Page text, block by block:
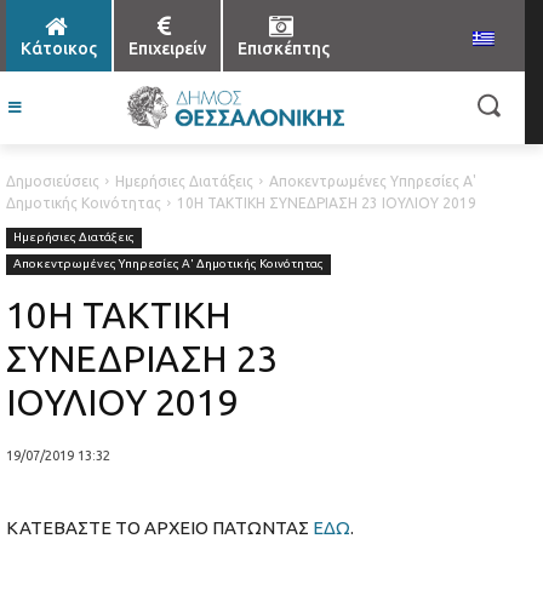
Κάτοικος Επιχειρείν Επισκέπτης
Δημοσιεύσεις Ημερήσιες Διατάξεις
Αποκεντρωμένες Υπηρεσίες Α'
Δημοτικής Κοινότητας
10Η ΤΑΚΤΙΚΗ ΣΥΝΕΔΡΙΑΣΗ 23 ΙΟΥΛΙΟΥ 2019
Ημερήσιες Διατάξεις
Αποκεντρωμένες Υπηρεσίες Α' Δημοτικής Κοινότητας
10Η ΤΑΚΤΙΚΗ
ΣΥΝΕΔΡΙΑΣΗ 23
ΙΟΥΛΙΟΥ 2019
19/07/2019 13:32
ΚΑΤΕΒΑΣΤΕ ΤΟ ΑΡΧΕΙΟ ΠΑΤΩΝΤΑΣ ΕΔΩ.